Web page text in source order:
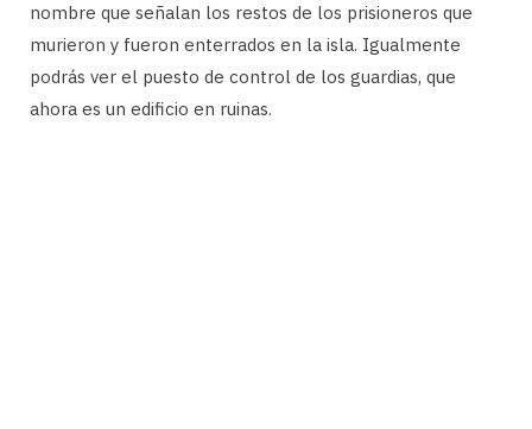
nombre que señalan los restos de los prisioneros que
murieron y fueron enterrados en la isla. Igualmente
podrás ver el puesto de control de los guardias, que
ahora es un edificio en ruinas.